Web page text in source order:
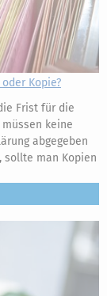
Kopie?
Frist für die
keine
abgegeben
sollte man Kopien